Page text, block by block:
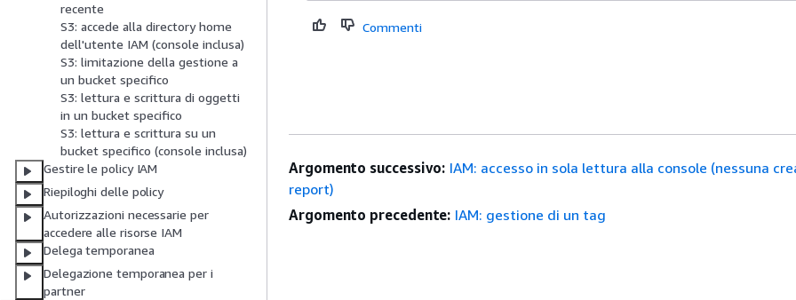
recente
S3: accede alla directory home
dell'utente IAM (console inclusa)
S3: limitazione della gestione a
un bucket specifico
S3: lettura e scrittura di oggetti
in un bucket specifico
S3: lettura e scrittura su un
bucket specifico (console inclusa)
Gestire le policy IAM
Riepiloghi delle policy
Autorizzazioni necessarie per
accedere alle risorse IAM
Delega temporanea
Delegazione temporanea per i
partner
Commenti
Argomento successivo: IAM: accesso in sola lettura alla console (nessuna
report)
Argomento precedente: IAM: gestione di un tag